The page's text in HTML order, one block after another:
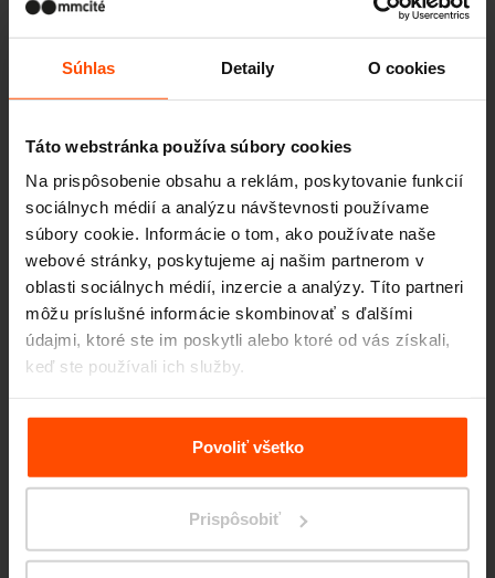
Súhlas Detaily O cookies
Táto webstránka používa súbory cookies
Na prispôsobenie obsahu a reklám, poskytovanie funkcií
sociálnych médií a analýzu návštevnosti používame
súbory cookie. Informácie o tom, ako používate naše
webové stránky, poskytujeme aj našim partnerom v
oblasti sociálnych médií, inzercie a analýzy. Títo partneri
môžu príslušné informácie skombinovať s ďalšími
údajmi, ktoré ste im poskytli alebo ktoré od vás získali,
keď ste používali ich služby.
Viac informácií nájdete na stránkeZásady zpracování
Povoliť všetko
Prispôsobiť
Seattle – Popup park